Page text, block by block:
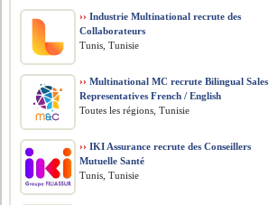
›› Industrie Multinational recrute des
Collaborateurs
Tunis, Tunisie
›› Multinational MC recrute Bilingual Sales
Representatives French / English
Toutes les régions, Tunisie
›› IKI Assurance recrute des Conseillers
Mutuelle Santé
Tunis, Tunisie